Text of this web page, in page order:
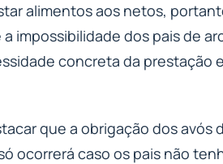
alimentos aos netos,
impossibilidade dos pais de
concreta da prestação
que a obrigação dos avós
ocorrerá caso os pais não